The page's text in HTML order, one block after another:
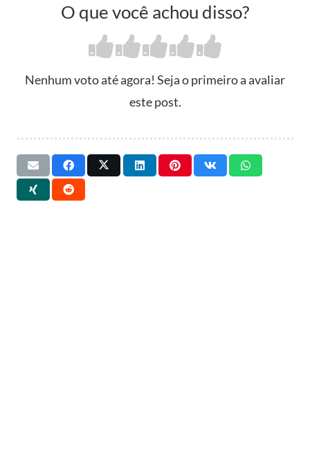
O que você achou disso?
Nenhum voto até agora! Seja o primeiro a avaliar
este post.